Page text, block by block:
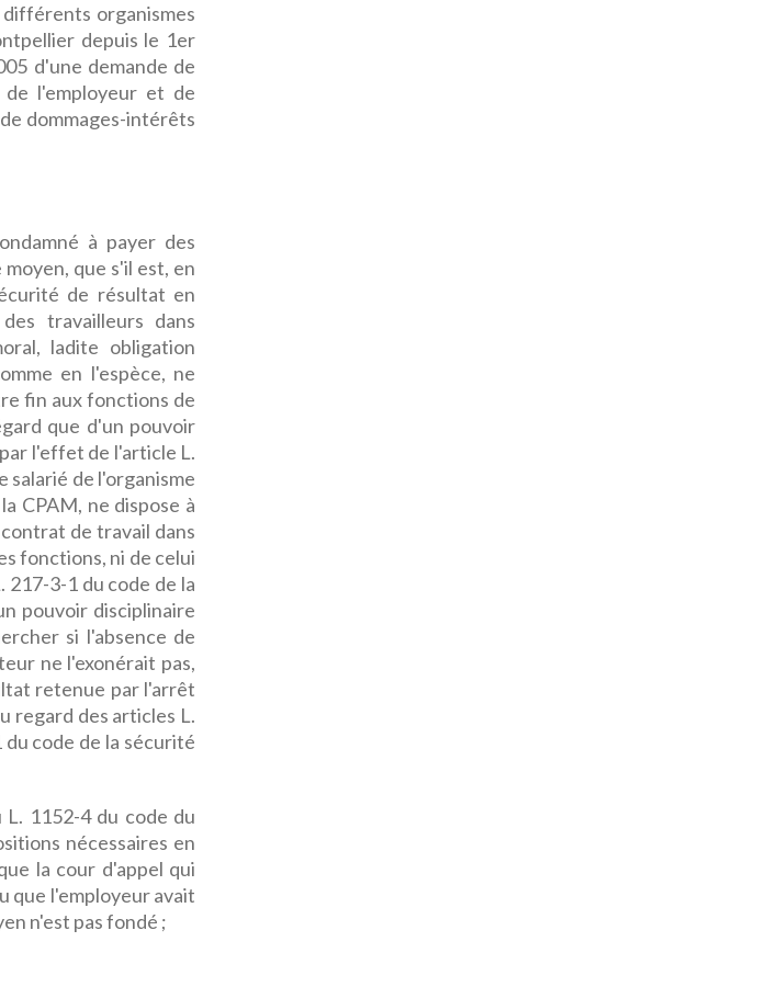
organismes
depuis le 1er
d'une demande de
l'employeur et de
dommages-intérêts
à payer des
que s'il est, en
de résultat en
travailleurs dans
ladite obligation
en l'espèce, ne
fin aux fonctions de
que d'un pouvoir
l'effet de l'article L.
salarié de l'organisme
CPAM, ne dispose à
de travail dans
fonctions, ni de celui
3-1 du code de la
pouvoir disciplinaire
si l'absence de
ne l'exonérait pas,
retenue par l'arrêt
regard des articles L.
code de la sécurité
1152-4 du code du
nécessaires en
la cour d'appel qui
que l'employeur avait
n'est pas fondé ;